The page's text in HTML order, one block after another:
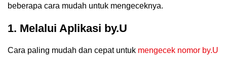
beberapa cara mudah untuk mengeceknya.
1. Melalui Aplikasi by.U
Cara paling mudah dan cepat untuk mengecek nomor by.U